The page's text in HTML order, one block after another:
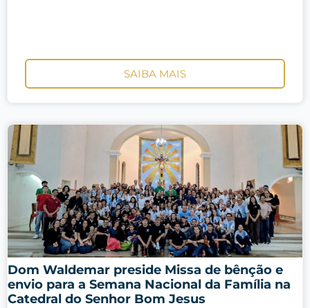
SAIBA MAIS
Dom Waldemar preside Missa de bênção e
envio para a Semana Nacional da Família na
Catedral do Senhor Bom Jesus